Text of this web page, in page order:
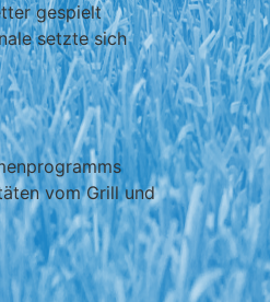
gespielt
setzte sich
vom Grill und